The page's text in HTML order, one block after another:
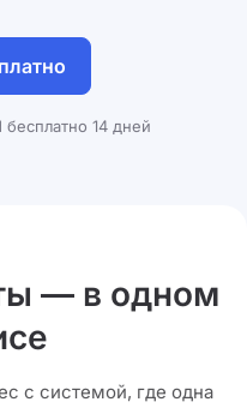
14 дней
— в одном
с системой, где одна